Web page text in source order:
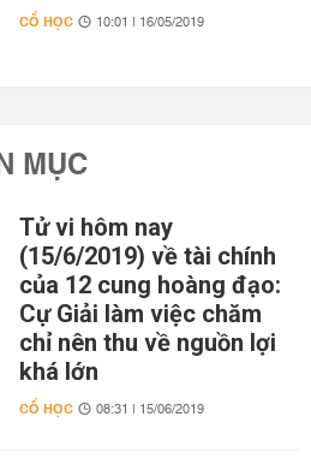
CỔ HỌC 10:01 | 16/05/2019
MỤC
Tử vi hôm nay
(15/6/2019) về tài chính
của 12 cung hoàng đạo:
Cự Giải làm việc chăm
chỉ nên thu về nguồn lợi
khá lớn
CỔ HỌC 08:31 | 15/06/2019